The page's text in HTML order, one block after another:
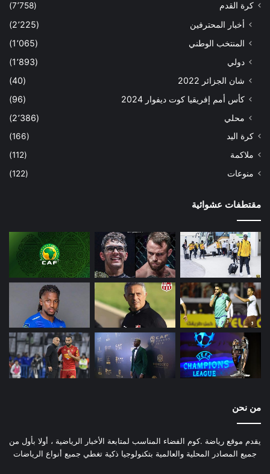
كرة القدم
(7٬758)
أخبار المحترفين
(2٬225)
المنتخب الوطني
(1٬065)
دولي
(1٬893)
شان الجزائر 2022
(40)
كأس أمم إفريقيا كوت ديفوار 2024
(96)
محلي
(2٬386)
كرة اليد
(166)
ملاكمة
(112)
منوعات
(122)
مقتطفات عشوائية
من نحن
يقدم موقع رياضة .كوم الفضاء المناسب لمتابعة الأخبار الرياضية ، أولا بأول من
جميع المصادر المحلية والعالمية بتكنولوجيا ذكية تغطي جميع أنواع الرياضات